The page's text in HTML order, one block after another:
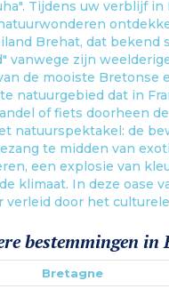
Tijdens uw verblijf
Brehat, dat bekend
vanwege zijn
de mooiste Bretonse
natuurgebied dat in
of fiets doorheen
natuurspektakel: de
te midden van
een explosie van
klimaat. In deze oase
verleid door het
bestemmingen in
Bretagne